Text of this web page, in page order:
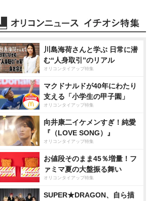
川島海荷さんと学ぶ 日常に潜
む“人身取引”のリアル
オリコンタイアップ特集
マクドナルドが40年にわたり
支える「小学生の甲子園」
オリコンタイアップ特集
向井康二イケメンすぎ！純愛
『（LOVE SONG）』
オリコンタイアップ特集
お値段そのまま45％増量！フ
ァミマ夏の大盤振る舞い
オリコンタイアップ特集
SUPER★DRAGON、自ら描